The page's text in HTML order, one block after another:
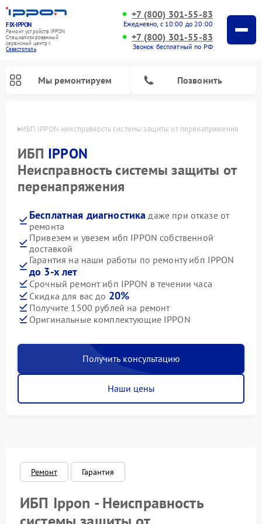
FIX-IPPON
Ремонт устройств IPPON
Специализированный
cервисный центр г.
Севастополь
+7 (800) 301-55-83
Ежедневно, с 10:00 до 20:00
+7 (800) 301-55-83
Звонок бесплатный по РФ
Мы ремонтируем Позвонить
ИБП IPPON неисправность системы защиты от перенапряжения
ИБП IPPON
Неисправность системы защиты от
перенапряжения
Бесплатная диагностика даже при отказе от
ремонта
Привезем и увезем ибп IPPON собственной
доставкой
Гарантия на наши работы по ремонту ибп IPPON
до 3-х лет
Срочный ремонт ибп IPPON в течении часа
Скидка для вас до 20%
Получите 1500 рублей на ремонт
Оригинальные комплектующие IPPON
Получить консультацию
Наши цены
Ремонт Гарантия
ИБП Ippon - Неисправность